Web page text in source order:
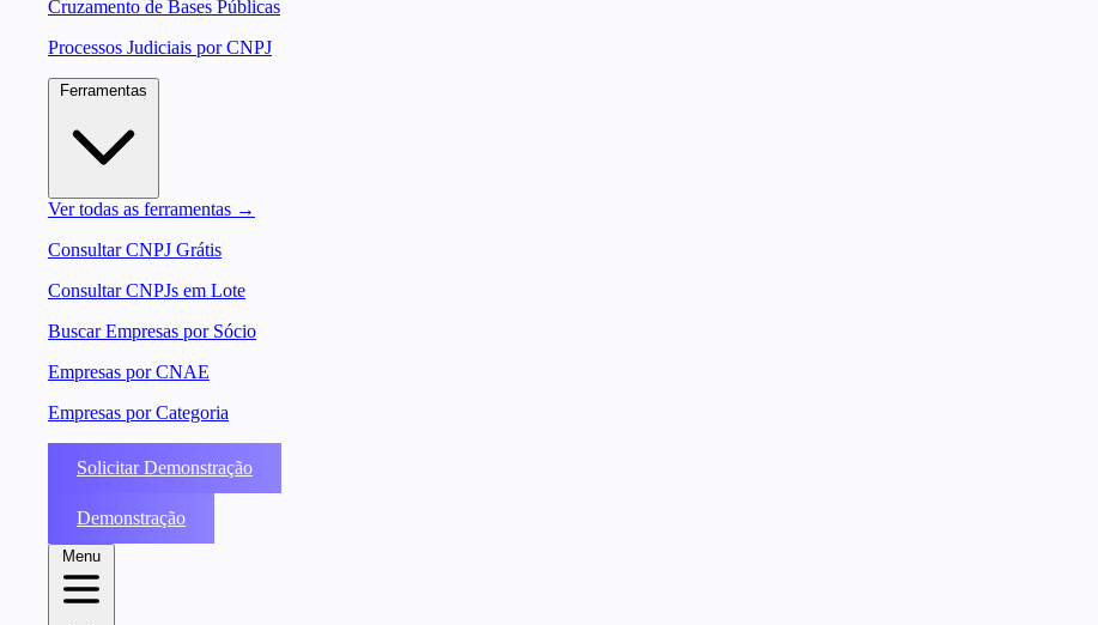
Cruzamento de Bases Públicas
Processos Judiciais por CNPJ
Ver todas as ferramentas →
Consultar CNPJ Grátis
Consultar CNPJs em Lote
Buscar Empresas por Sócio
Empresas por CNAE
Empresas por Categoria
Solicitar Demonstração
Demonstração
Menu